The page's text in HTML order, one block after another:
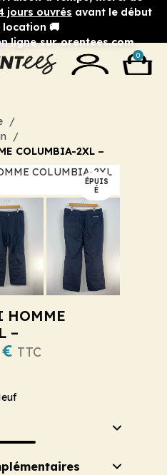
jours ouvrés avant le début
🚚
lignesur orentees.com
0
COLUMBIA-2XL –
ÉPUIS
É
HOMME
–
€ TTC